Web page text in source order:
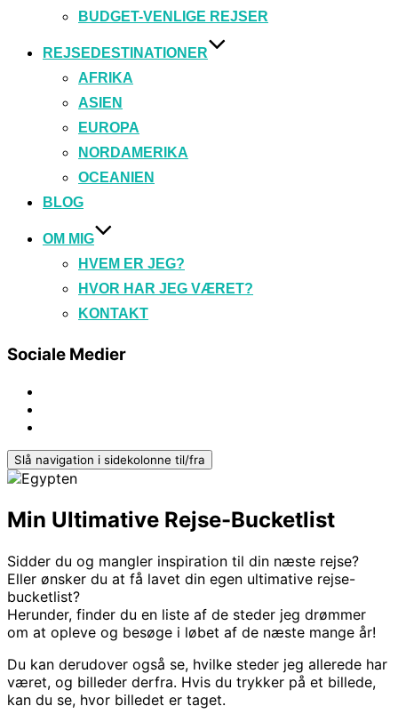
BUDGET-VENLIGE REJSER
REJSEDESTINATIONER
AFRIKA
ASIEN
EUROPA
NORDAMERIKA
OCEANIEN
BLOG
OM MIG
HVEM ER JEG?
HVOR HAR JEG VÆRET?
KONTAKT
Sociale Medier
Slå navigation i sidekolonne til/fra
Min Ultimative Rejse-Bucketlist
Sidder du og mangler inspiration til din næste rejse?
Eller ønsker du at få lavet din egen ultimative rejse-
bucketlist?
Herunder, finder du en liste af de steder jeg drømmer
om at opleve og besøge i løbet af de næste mange år!
Du kan derudover også se, hvilke steder jeg allerede har
været, og billeder derfra. Hvis du trykker på et billede,
kan du se, hvor billedet er taget.